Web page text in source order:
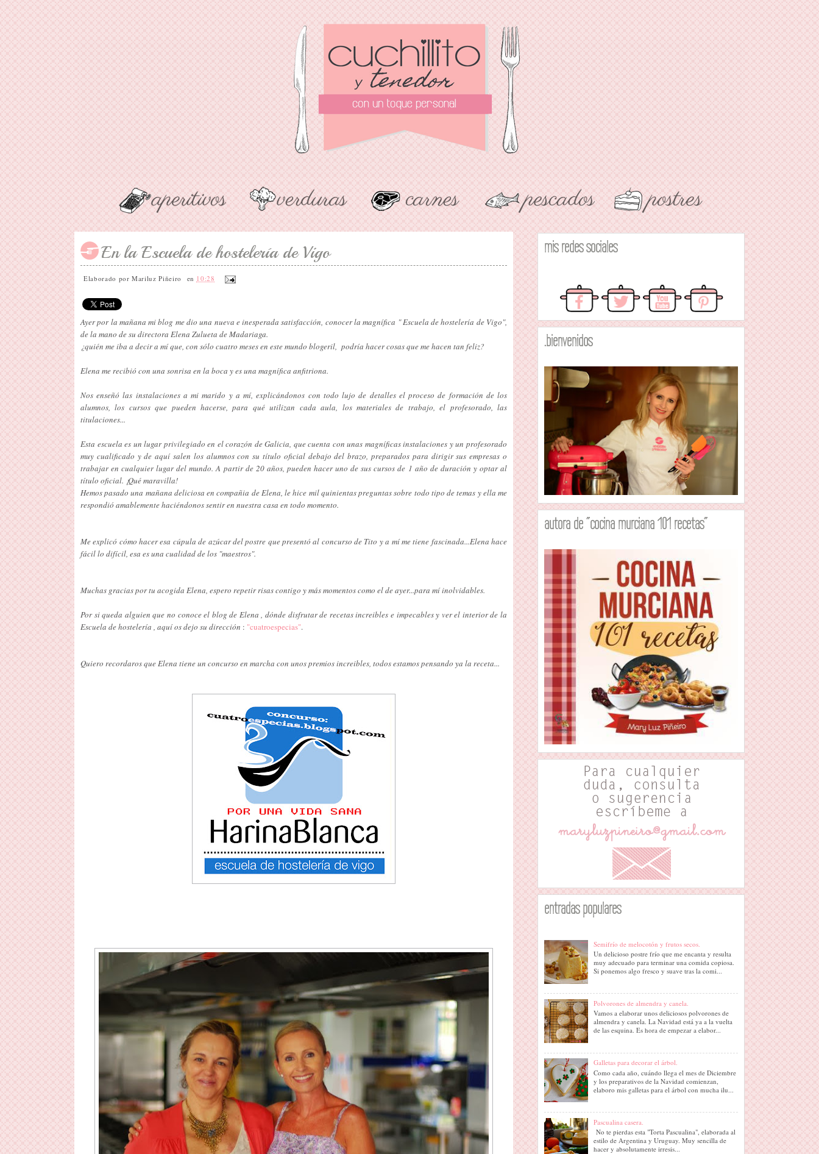
En la Escuela de hostelería de Vigo
Elaborado porMariluz Piñeiro en 10:28
Ayer por la mañana mi blog me dio una nueva e inesperada satisfacción, conocer la magnífica " Escuela de hostelería de Vigo",
de la mano de su directora Elena Zulueta de Madariaga.
¿quién me iba a decir a mí que, con sólo cuatro meses en este mundo blogeril, podría hacer cosas que me hacen tan feliz?
Elena me recibió con una sonrisa en la boca y es una magnífica anfitriona.
Nos enseñó las instalaciones a mi marido y a mí, explicándonos con todo lujo de detalles el proceso de formación de los
alumnos, los cursos que pueden hacerse, para qué utilizan cada aula, los materiales de trabajo, el profesorado, las
titulaciones...
Esta escuela es un lugar privilegiado en el corazón de Galicia, que cuenta con unas magníficas instalaciones y un profesorado
muy cualificado y de aquí salen los alumnos con su título oficial debajo del brazo, preparados para dirigir sus empresas o
trabajar en cualquier lugar del mundo. A partir de 20 años, pueden hacer uno de sus cursos de 1 año de duración y optar al
título oficial. ¡Qué maravilla!
Hemos pasado una mañana deliciosa en compañia de Elena, le hice mil quinientas preguntas sobre todo tipo de temas y ella me
respondió amablemente haciéndonos sentir en nuestra casa en todo momento.
Me explicó cómo hacer esa cúpula de azúcar del postre que presentó al concurso de Tito y a mí me tiene fascinada...Elena hace
fácil lo difícil, esa es una cualidad de los "maestros".
Muchas gracias por tu acogida Elena, espero repetir risas contigo y más momentos como el de ayer...para mí inolvidables.
Por si queda alguien que no conoce el blog de Elena , dónde disfrutar de recetas increibles e impecables y ver el interior de la
Escuela de hostelería , aquí os dejo su dirección : "cuatroespecias".
Quiero recordaros que Elena tiene un concurso en marcha con unos premios increibles, todos estamos pensando ya la receta...
mis redes sociales
.bienvenidos
autora de "cocina murciana 101 recetas"
entradas populares
Semifrío de melocotón y frutos secos.
Un delicioso postre frío que me encanta y resulta
muy adecuado para terminar una comida copiosa.
Si ponemos algo fresco y suave tras la comi...
Polvorones de almendra y canela.
Vamos a elaborar unos deliciosos polvorones de
almendra y canela. La Navidad está ya a la vuelta
de las esquina. Es hora de empezar a elabor...
Galletas para decorar el árbol.
Como cada año, cuándo llega el mes de Diciembre
y los preparativos de la Navidad comienzan,
elaboro mis galletas para el árbol con mucha ilu...
Pascualina casera.
No te pierdas esta "Torta Pascualina", elaborada al
estilo de Argentina y Uruguay. Muy sencilla de
hacer y absolutamente irresis...